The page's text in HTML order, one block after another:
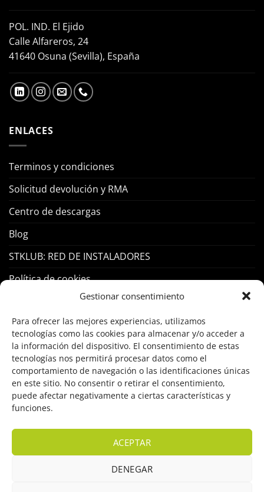
Gestionar consentimiento
Para ofrecer las mejores experiencias, utilizamos
tecnologías como las cookies para almacenar y/o acceder a
la información del dispositivo. El consentimiento de estas
tecnologías nos permitirá procesar datos como el
comportamiento de navegación o las identificaciones únicas
en este sitio. No consentir o retirar el consentimiento,
puede afectar negativamente a ciertas características y
funciones.
ACEPTAR
DENEGAR
POL. IND. El Ejido
Calle Alfareros, 24
41640 Osuna (Sevilla), España
ENLACES
Terminos y condiciones
Solicitud devolución y RMA
Centro de descargas
Blog
STKLUB: RED DE INSTALADORES
Política de cookies
Control Acceso
Hogar Inteligente
Incendio
Intrusión
OFERTAS